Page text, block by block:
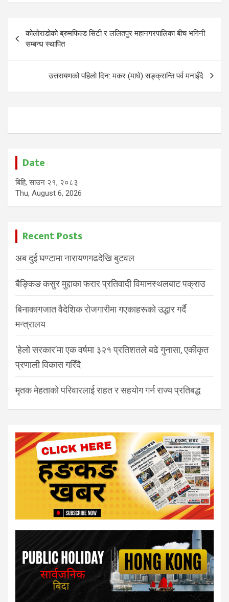
Post
navigation
कोलोराडोको ब्रुमफिल्ड सिटी र ललितपुर महानगरपालिका बीच भगिनी
सम्बन्ध स्थापित
उत्तरायणको पहिलो दिन: मकर (माघे) सङ्क्रान्ति पर्व मनाइँदै
Date
बिहि, साउन २१, २०८३
Thu, August 6, 2026
Recent Posts
अब दुई घण्टामा नारायणगढदेखि बुटवल
बैङ्किङ कसुर मुद्दाका फरार प्रतिवादी विमानस्थलबाट पक्राउ
बिनाकागजात वैदेशिक रोजगारीमा गएकाहरूको उद्धार गर्दै
मन्त्रालय
‘हेलो सरकार’मा एक वर्षमा ३२१ प्रतिशतले बढे गुनासा, एकीकृत
प्रणाली विकास गरिँदै
मृतक मेहताको परिवारलाई राहत र सहयोग गर्न राज्य प्रतिबद्ध